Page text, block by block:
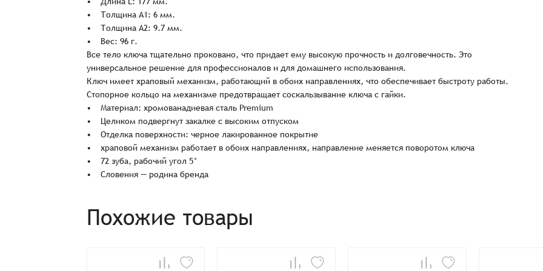
Заказать презентацию
Заказ успешно оформлен
• Толщина А1: 6 мм.
• Толщина А2: 9.7 мм.
• Вес: 96 г.
Все тело ключа тщательно проковано, что придает ему высокую прочность и долговечность. Это
универсальное решение для профессионалов и для домашнего использования.
Ключ имеет храповый механизм, работающий в обоих направлениях, что обеспечивает быстроту работы.
Стопорное кольцо на механизме предотвращает соскальзывание ключа с гайки.
• Материал: хромованадиевая сталь Premium
• Целиком подвергнут закалке с высоким отпуском
• Отделка поверхности: черное лакированное покрытие
• храповой механизм работает в обоих направлениях, направление меняется поворотом ключа
• 72 зуба, рабочий угол 5°
• Словения — родина бренда
Похожие товары